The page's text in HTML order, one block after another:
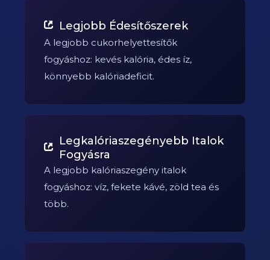
Legjobb Édesítőszerek
A legjobb cukorhelyettesítők
fogyáshoz: kevés kalória, édes íz,
könnyebb kalóriadeficit.
Legkalóriaszegényebb Italok
Fogyásra
A legjobb kalóriaszegény italok
fogyáshoz: víz, fekete kávé, zöld tea és
több.